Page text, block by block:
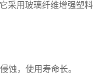
用玻璃纤维增强塑料
蚀，使用寿命长。